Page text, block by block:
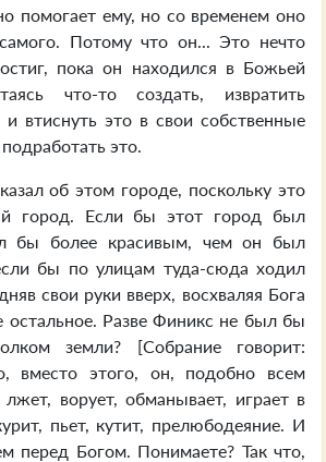
помогает ему, но со временем оно
Потому что он... Это нечто
пока он находился в Божьей
что-то создать, извратить
втиснуть это в свои собственные
это.
об этом городе, поскольку это
город. Если бы этот город был
бы более красивым, чем он был
бы по улицам туда-сюда ходил
свои руки вверх, восхваляя Бога
остальное. Разве Финикс не был бы
земли? [Собрание говорит:
вместо этого, он, подобно всем
ворует, обманывает, играет в
пьет, кутит, прелюбодеяние. И
перед Богом. Понимаете? Так что,